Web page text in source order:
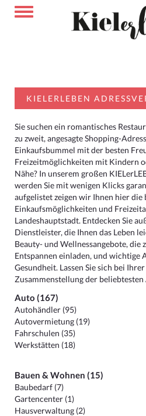
KIELERLEBEN
Sie suchen ein romantisches
zu zweit, angesagte Shopping-
Einkaufsbummel mit der besten
Freizeitmöglichkeiten mit Kindern
Nähe? In unserem großen
werden Sie mit wenigen Klicks
aufgelistet zeigen wir Ihnen hier die
Einkaufsmöglichkeiten und
Landeshauptstadt. Entdecken Sie
Dienstleister, die Ihnen das Leben
Beauty- und Wellnessangebote, die
Entspannen einladen, und wichtige
Gesundheit. Lassen Sie sich bei
Zusammenstellung der
Auto (167)
Autohändler (95)
Autovermietung (19)
Fahrschulen (35)
Werkstätten (18)
Bauen & Wohnen (15)
Baubedarf (7)
Gartencenter (1)
Hausverwaltung (2)